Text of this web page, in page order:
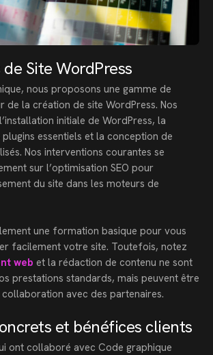
Site WordPress
nous proposons une gamme de
de la création de site WordPress. Nos
initiale de WordPress, la
essentiels et la conception de
Nos interventions courantes se
sur l’optimisation SEO pour
du site dans les moteurs de
une formation basique pour vous
facilement votre site. Toutefois, notez
web et la rédaction de contenu ne sont
prestations standards, mais peuvent être
avec des partenaires.
et bénéfices clients
ont collaboré avec Code graphique